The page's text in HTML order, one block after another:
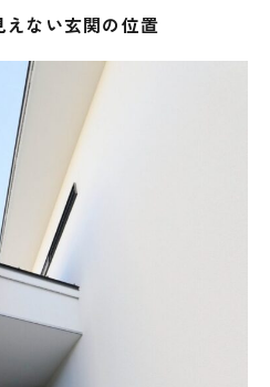
ない玄関の位置